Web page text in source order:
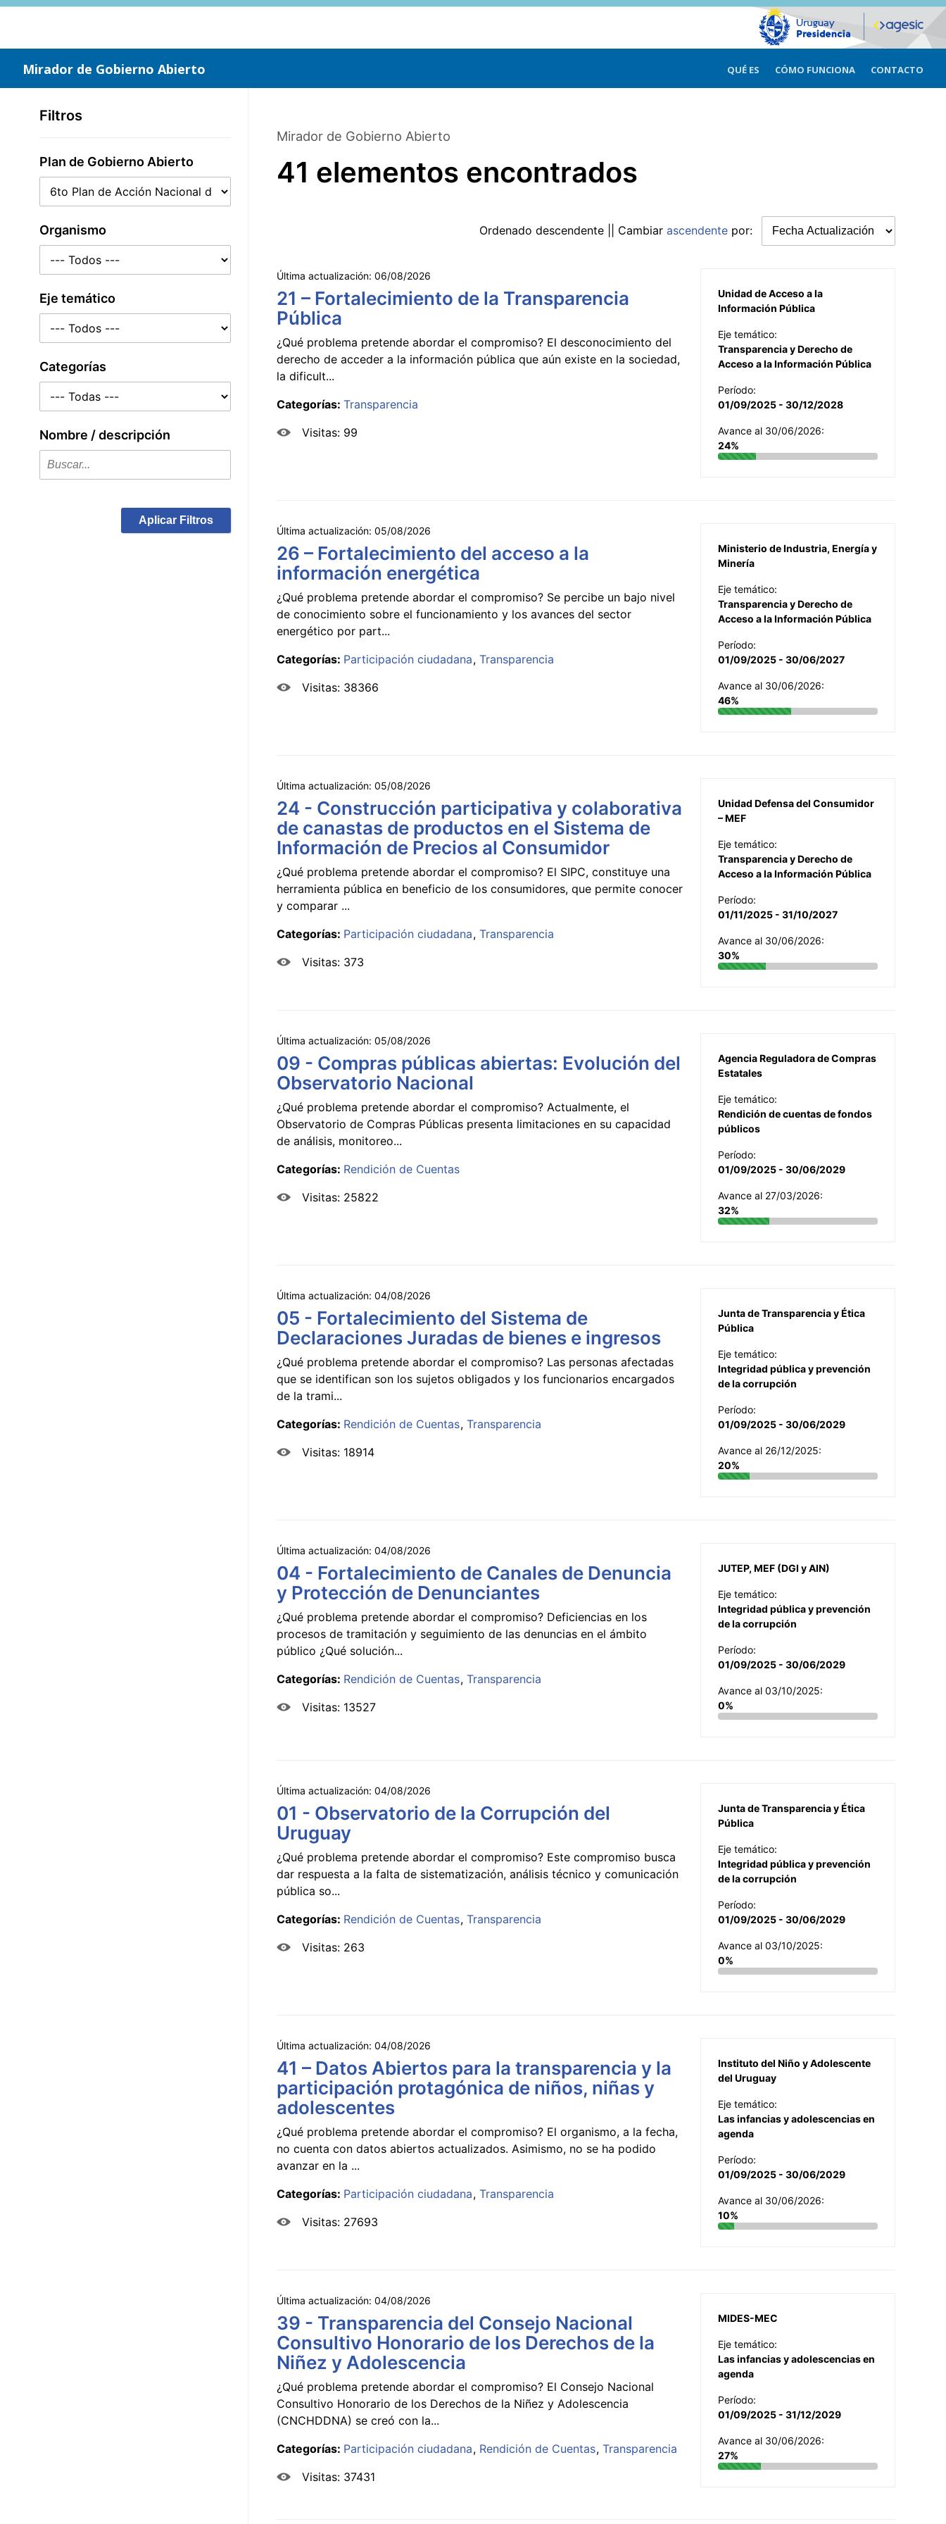
Saltar
Mirador de Gobierno Abierto QUÉ ES CÓMO FUNCIONA CONTACTO
Filtros
Plan de Gobierno Abierto
Organismo
Eje temático
Categorías
Nombre / descripción
Aplicar Filtros
Mirador de Gobierno Abierto
41 elementos encontrados
Ordenado descendente || Cambiar ascendente por:
Última actualización: 06/08/2026
21 – Fortalecimiento de la Transparencia
Pública
¿Qué problema pretende abordar el compromiso? El desconocimiento del
derecho de acceder a la información pública que aún existe en la sociedad,
la dificult...
Categorías: Transparencia
Visitas: 99
Unidad de Acceso a la
Información Pública
Eje temático:
Transparencia y Derecho de
Acceso a la Información Pública
Período:
01/09/2025 - 30/12/2028
Avance al 30/06/2026:
24%
Última actualización: 05/08/2026
26 – Fortalecimiento del acceso a la
información energética
¿Qué problema pretende abordar el compromiso? Se percibe un bajo nivel
de conocimiento sobre el funcionamiento y los avances del sector
energético por part...
Categorías: Participación ciudadana Transparencia
Visitas: 38366
Ministerio de Industria, Energía y
Minería
Eje temático:
Transparencia y Derecho de
Acceso a la Información Pública
Período:
01/09/2025 - 30/06/2027
Avance al 30/06/2026:
46%
Última actualización: 05/08/2026
24 - Construcción participativa y colaborativa
de canastas de productos en el Sistema de
Información de Precios al Consumidor
¿Qué problema pretende abordar el compromiso? El SIPC, constituye una
herramienta pública en beneficio de los consumidores, que permite conocer
y comparar ...
Categorías: Participación ciudadana Transparencia
Visitas: 373
Unidad Defensa del Consumidor
– MEF
Eje temático:
Transparencia y Derecho de
Acceso a la Información Pública
Período:
01/11/2025 - 31/10/2027
Avance al 30/06/2026:
30%
Última actualización: 05/08/2026
09 - Compras públicas abiertas: Evolución del
Observatorio Nacional
¿Qué problema pretende abordar el compromiso? Actualmente, el
Observatorio de Compras Públicas presenta limitaciones en su capacidad
de análisis, monitoreo...
Categorías: Rendición de Cuentas
Visitas: 25822
Agencia Reguladora de Compras
Estatales
Eje temático:
Rendición de cuentas de fondos
públicos
Período:
01/09/2025 - 30/06/2029
Avance al 27/03/2026:
32%
Última actualización: 04/08/2026
05 - Fortalecimiento del Sistema de
Declaraciones Juradas de bienes e ingresos
¿Qué problema pretende abordar el compromiso? Las personas afectadas
que se identifican son los sujetos obligados y los funcionarios encargados
de la trami...
Categorías: Rendición de Cuentas Transparencia
Visitas: 18914
Junta de Transparencia y Ética
Pública
Eje temático:
Integridad pública y prevención
de la corrupción
Período:
01/09/2025 - 30/06/2029
Avance al 26/12/2025:
20%
Última actualización: 04/08/2026
04 - Fortalecimiento de Canales de Denuncia
y Protección de Denunciantes
¿Qué problema pretende abordar el compromiso? Deficiencias en los
procesos de tramitación y seguimiento de las denuncias en el ámbito
público ¿Qué solución...
Categorías: Rendición de Cuentas Transparencia
Visitas: 13527
JUTEP, MEF (DGI y AIN)
Eje temático:
Integridad pública y prevención
de la corrupción
Período:
01/09/2025 - 30/06/2029
Avance al 03/10/2025:
0%
Última actualización: 04/08/2026
01 - Observatorio de la Corrupción del
Uruguay
¿Qué problema pretende abordar el compromiso? Este compromiso busca
dar respuesta a la falta de sistematización, análisis técnico y comunicación
pública so...
Categorías: Rendición de Cuentas Transparencia
Visitas: 263
Junta de Transparencia y Ética
Pública
Eje temático:
Integridad pública y prevención
de la corrupción
Período:
01/09/2025 - 30/06/2029
Avance al 03/10/2025:
0%
Última actualización: 04/08/2026
41 – Datos Abiertos para la transparencia y la
participación protagónica de niños, niñas y
adolescentes
¿Qué problema pretende abordar el compromiso? El organismo, a la fecha,
no cuenta con datos abiertos actualizados. Asimismo, no se ha podido
avanzar en la ...
Categorías: Participación ciudadana Transparencia
Visitas: 27693
Instituto del Niño y Adolescente
del Uruguay
Eje temático:
Las infancias y adolescencias en
agenda
Período:
01/09/2025 - 30/06/2029
Avance al 30/06/2026:
10%
Última actualización: 04/08/2026
39 - Transparencia del Consejo Nacional
Consultivo Honorario de los Derechos de la
Niñez y Adolescencia
¿Qué problema pretende abordar el compromiso? El Consejo Nacional
Consultivo Honorario de los Derechos de la Niñez y Adolescencia
(CNCHDDNA) se creó con la...
Categorías: Participación ciudadana Rendición de Cuentas Transparencia
Visitas: 37431
MIDES-MEC
Eje temático:
Las infancias y adolescencias en
agenda
Período:
01/09/2025 - 31/12/2029
Avance al 30/06/2026:
27%